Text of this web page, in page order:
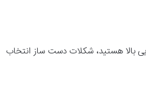
بالا هستید، شکلات دست‌ ساز انتخاب